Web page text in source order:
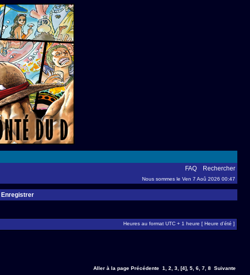
FAQ Rechercher
Nous sommes le Ven 7 Aoû 2026 00:47
Enregistrer
Heures au format UTC + 1 heure [ Heure d’été ]
Aller à la page Précédente 1 2 3 [4] 5 6 7 8 Suivante